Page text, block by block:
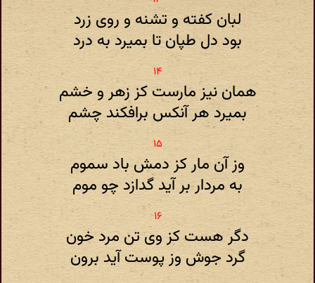
لبان کفته و تشنه و روی زرد
بود دل طپان تا بمیرد به درد
همان نیز مارست کز زهر و خشم
بمیرد هر آنکس برافکند چشم
وز آن مار کز دمش باد سموم
به مردار بر آید گدازد چو موم
دگر هست کز وی تن مرد خون
گرد جوش وز پوست آید برون